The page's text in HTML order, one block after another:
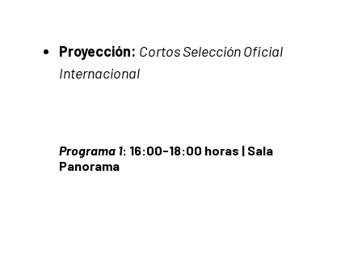
Proyección: Cortos Selección Oficial
Internacional
Programa 1: 16:00-18:00 horas | Sala
Panorama